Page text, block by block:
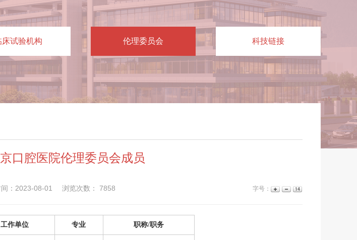
床试验机构 伦理委员会 科技链接
口腔医院伦理委员会成员
：2023-08-01 浏览次数： 7858 字号：
工作单位 专业 职称/职务